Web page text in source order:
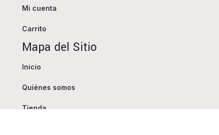
Mi cuenta
Carrito
Mapa del Sitio
Inicio
Quiénes somos
Tienda